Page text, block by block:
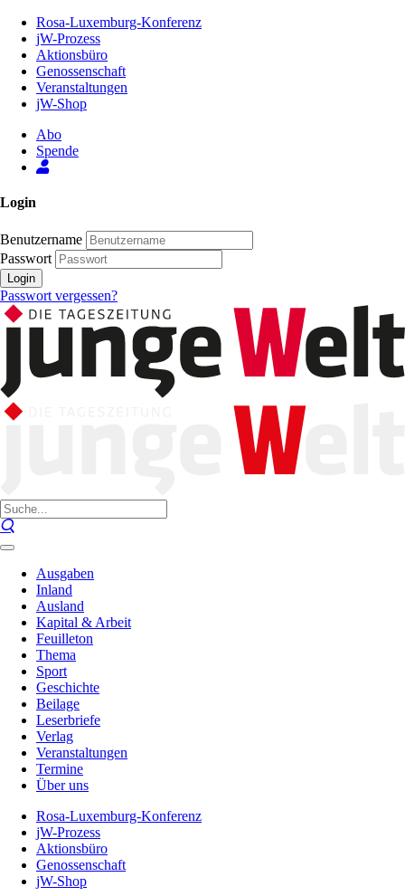
Inhalt
Seite
Rosa-Luxemburg-Konferenz
jW-Prozess
Aktionsbüro
Genossenschaft
Veranstaltungen
jW-Shop
Abo
Spende
Login
Benutzername
Passwort
Login
Passwort vergessen?
Ausgaben
Inland
Ausland
Kapital & Arbeit
Feuilleton
Thema
Sport
Geschichte
Beilage
Leserbriefe
Verlag
Veranstaltungen
Termine
Über uns
Rosa-Luxemburg-Konferenz
jW-Prozess
Aktionsbüro
Genossenschaft
jW-Shop